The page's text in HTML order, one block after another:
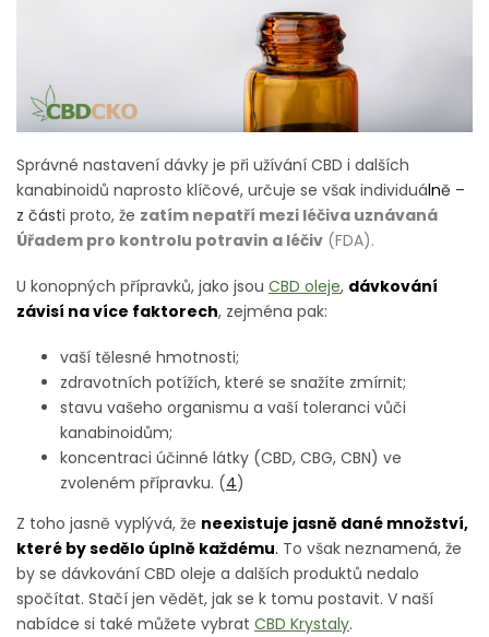
Správné nastavení dávky je při užívání CBD i dalších
kanabinoidů naprosto klíčové, určuje se však individuálně –
z části proto, že zatím nepatří mezi léčiva uznávaná
Úřadem pro kontrolu potravin a léčiv (FDA).
U konopných přípravků, jako jsou CBD oleje, dávkování
závisí na více faktorech, zejména pak:
vaší tělesné hmotnosti;
zdravotních potížích, které se snažíte zmírnit;
stavu vašeho organismu a vaší toleranci vůči
kanabinoidům;
koncentraci účinné látky (CBD, CBG, CBN) ve
zvoleném přípravku. (4)
Z toho jasně vyplývá, že neexistuje jasně dané množství,
které by sedělo úplně každému. To však neznamená, že
by se dávkování CBD oleje a dalších produktů nedalo
spočítat. Stačí jen vědět, jak se k tomu postavit. V naší
nabídce si také můžete vybrat CBD Krystaly.